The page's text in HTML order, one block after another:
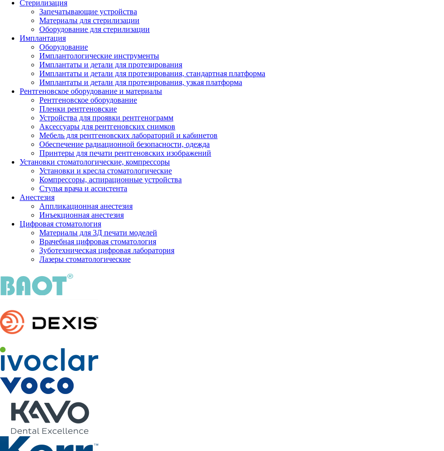
Стерилизация
Запечатывающие устройства
Материалы для стерилизации
Оборудование для стерилизации
Имплантация
Оборудование
Имплантологические инструменты
Имплантаты и детали для протезирования
Имплантаты и детали для протезирования, стандартная платформа
Имплантаты и детали для протезирования, узкая платформа
Рентгеновское оборудование и материалы
Рентгеновское оборудование
Пленки рентгеновские
Устройства для проявки рентгенограмм
Аксессуары для рентгеновских снимков
Мебель для рентгеновских лабораторий и кабинетов
Обеспечение радиационной безопасности, одежда
Принтеры для печати рентгеновских изображений
Установки стоматологические, компрессоры
Установки и кресла стоматологические
Компрессоры, аспирационные устройства
Стулья врача и ассистента
Анестезия
Аппликационная анестезия
Инъекционная анестезия
Цифровая стоматология
Материалы для 3Д печати моделей
Врачебная цифровая стоматология
Зуботехническая цифровая лаборатория
Лазеры стоматологические